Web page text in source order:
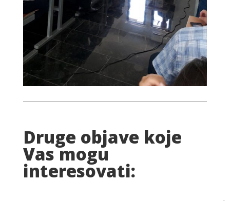
Druge objave koje
Vas mogu
interesovati: